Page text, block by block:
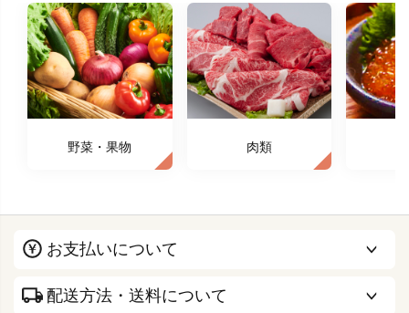
野菜・果物 肉類
お支払いについて
配送方法・送料について